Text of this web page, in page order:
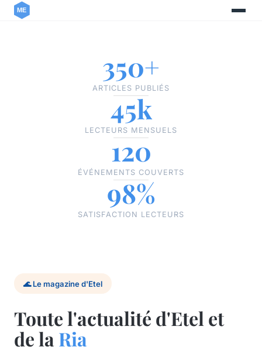
350+
ARTICLES PUBLIÉS
45k
LECTEURS MENSUELS
120
ÉVÉNEMENTS COUVERTS
98%
SATISFACTION LECTEURS
🌊 Le magazine d'Etel
Toute l'actualité d'Etel et
de laRia